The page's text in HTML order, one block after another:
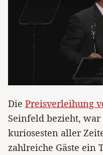
Die Preisverleihung
Seinfeld bezieht,
kuriosesten aller
zahlreiche Gäste ein